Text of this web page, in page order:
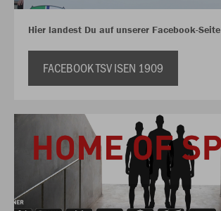
Hier landest Du auf unserer Facebook-Seite
FACEBOOK TSV ISEN 1909